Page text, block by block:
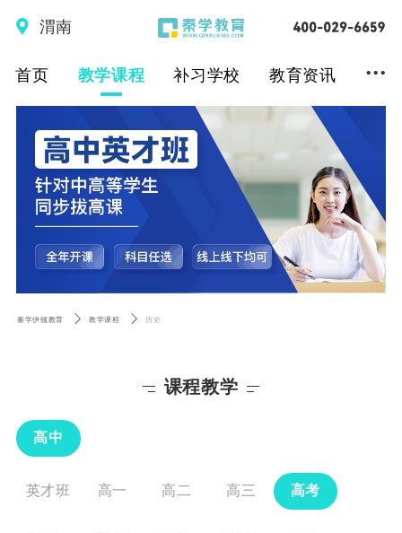
渭南
首页 教学课程 补习学校 教育资讯 ...
秦学伊顿教育 教学课程 历史
课程教学
高中
英才班 高一 高二 高三 高考